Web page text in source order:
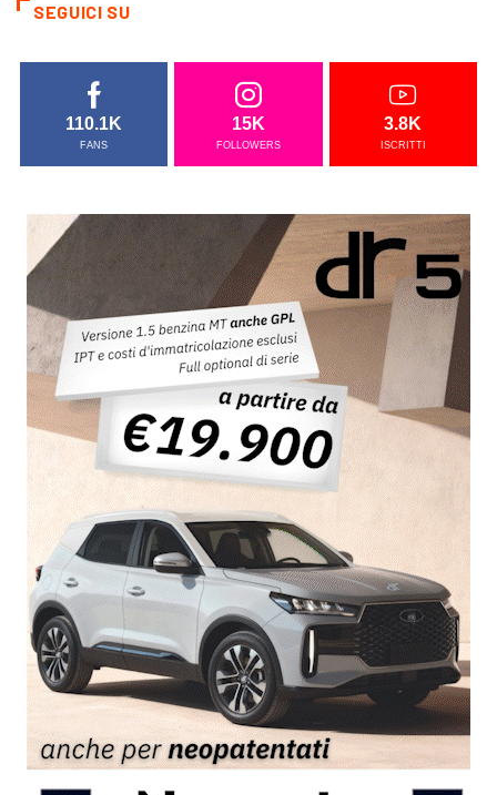
SEGUICI SU
110.1K
FANS
15K
FOLLOWERS
3.8K
ISCRITTI